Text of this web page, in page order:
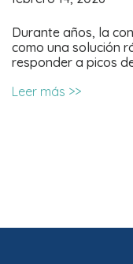
Durante años, la
como una solución
responder a picos
Leer más >>